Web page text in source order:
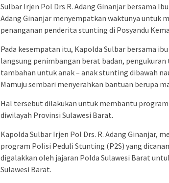
Sulbar Irjen Pol Drs R. Adang Ginanjar bersama
Adang Ginanjar menyempatkan waktunya untuk
penanganan penderita stunting di Posyandu
Pada kesempatan itu, Kapolda Sulbar bersama
langsung penimbangan berat badan,
tambahan untuk anak – anak stunting dibawah
Mamuju sembari menyerahkan bantuan berupa
Hal tersebut dilakukan untuk membantu
diwilayah Provinsi Sulawesi Barat.
Kapolda Sulbar Irjen Pol Drs. R. Adang Ginanjar,
program Polisi Peduli Stunting (P2S) yang
digalakkan oleh jajaran Polda Sulawesi Barat
Sulawesi Barat.